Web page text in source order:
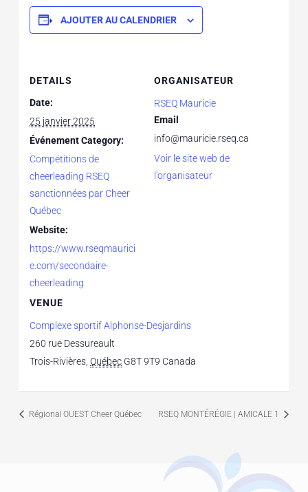
AJOUTER AU CALENDRIER
DETAILS
Date:
25 janvier 2025
Événement Category:
Compétitions de
cheerleading RSEQ
sanctionnées par Cheer
Québec
Website:
https://www.rseqmaurici
e.com/secondaire-
cheerleading
VENUE
Complexe sportif Alphonse-Desjardins
260 rue Dessureault
Trois-Rivières Québec G8T 9T9 Canada
ORGANISATEUR
RSEQ Mauricie
Email
info@mauricie.rseq.ca
Voir le site web de
l'organisateur
Régional OUEST Cheer Québec RSEQ MONTÉRÉGIE | AMICALE 1